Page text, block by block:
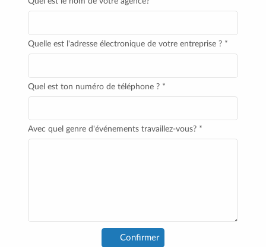
Quelle est l'adresse électronique de votre entreprise ? *
Quel est ton numéro de téléphone ? *
Avec quel genre d'événements travaillez-vous? *